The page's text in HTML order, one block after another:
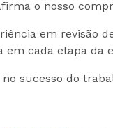
o nosso
em revisão
em cada etapa da
sucesso do